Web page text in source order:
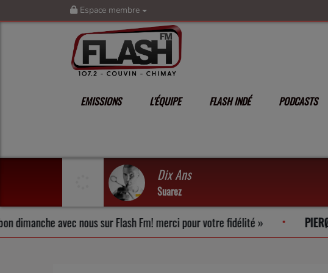
Espace membre
EMISSIONS L'ÉQUIPE FLASH INDÉ PODCASTS
Dix Ans
Suarez
avec nous sur Flash Fm! merci pour votre fidélité PIERØ -